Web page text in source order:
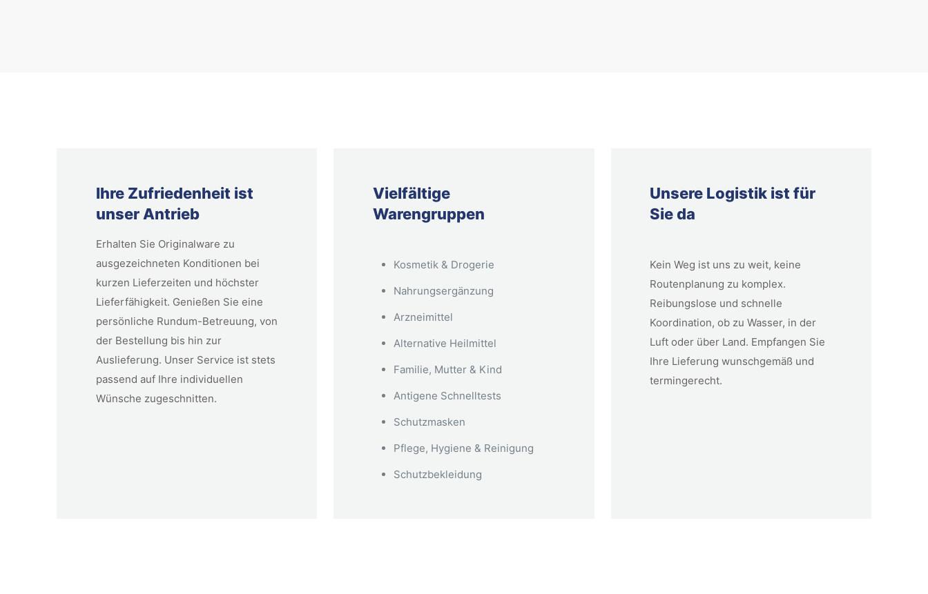
Ihre Zufriedenheit ist
unser Antrieb
Erhalten Sie Originalware zu
ausgezeichneten Konditionen bei
kurzen Lieferzeiten und höchster
Lieferfähigkeit. Genießen Sie eine
persönliche Rundum-Betreuung, von
der Bestellung bis hin zur
Auslieferung. Unser Service ist stets
passend auf Ihre individuellen
Wünsche zugeschnitten.
Vielfältige
Warengruppen
Kosmetik & Drogerie
Nahrungsergänzung
Arzneimittel
Alternative Heilmittel
Familie, Mutter & Kind
Antigene Schnelltests
Schutzmasken
Pflege, Hygiene & Reinigung
Schutzbekleidung
Unsere Logistik ist für
Sie da
Kein Weg ist uns zu weit, keine
Routenplanung zu komplex.
Reibungslose und schnelle
Koordination, ob zu Wasser, in der
Luft oder über Land. Empfangen Sie
Ihre Lieferung wunschgemäß und
termingerecht.